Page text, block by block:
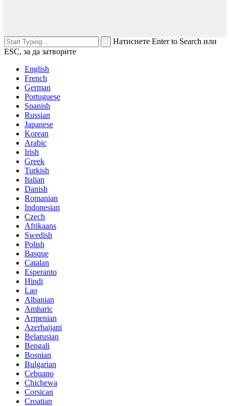
Натиснете Enter to Search или
ESC, за да затворите
English
French
German
Portuguese
Spanish
Russian
Japanese
Korean
Arabic
Irish
Greek
Turkish
Italian
Danish
Romanian
Indonesian
Czech
Afrikaans
Swedish
Polish
Basque
Catalan
Esperanto
Hindi
Lao
Albanian
Amharic
Armenian
Azerbaijani
Belarusian
Bengali
Bosnian
Bulgarian
Cebuano
Chichewa
Corsican
Croatian